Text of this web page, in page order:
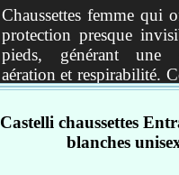
Chaussettes femme qui
protection presque
pieds, générant une
aération et respirabilité.
Meryl Skinlife,
antibactérienne, et
bande élastique au
ces chaussettes
Castelli chaussettes
blanches